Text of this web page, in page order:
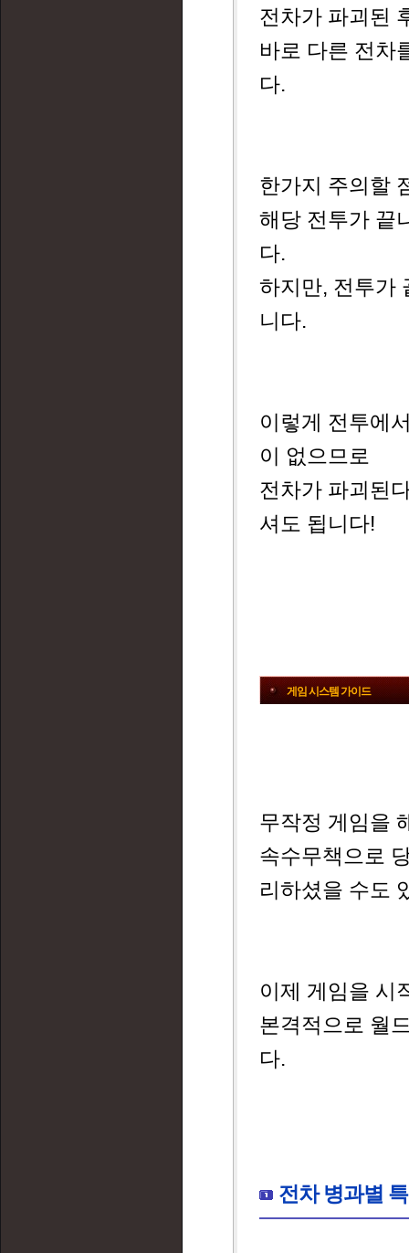
전차가 파괴된
바로 다른 전차
다.
한가지 주의할
해당 전투가 끝
다.
하지만, 전투가
니다.
이렇게 전투에
이 없으므로
전차가 파괴된
셔도 됩니다!
게임 시스템 가이드
무작정 게임을
속수무책으로
리하셨을 수도
이제 게임을 시
본격적으로 월
다.
전차 병과별